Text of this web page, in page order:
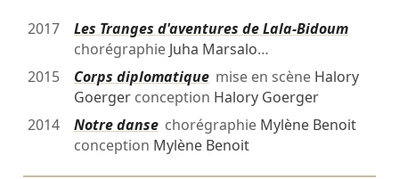
2017
Les Tranges d'aventures de Lala-Bidoum
chorégraphie Juha Marsalo…
2015
Corps diplomatiquemise en scène Halory
Goergerconception Halory Goerger
2014
Notre dansechorégraphie Mylène Benoit
conception Mylène Benoit